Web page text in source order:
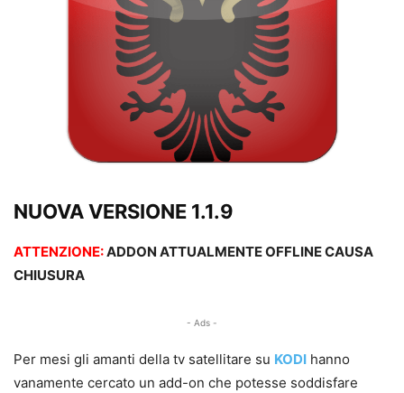
NUOVA VERSIONE 1.1.9
ATTENZIONE:ADDON ATTUALMENTE OFFLINE CAUSA
CHIUSURA
- Ads -
Per mesi gli amanti della tv satellitare su KODI hanno
vanamente cercato un add-on che potesse soddisfare